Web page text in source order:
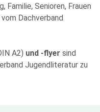
Familie, Senioren, Frauen
Dachverband
A2) und -flyer sind
Jugendliteratur zu